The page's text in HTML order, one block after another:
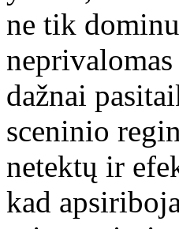
ne tik
dažnai
sceninio
netektų ir
kad